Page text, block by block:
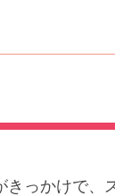
っかけで、